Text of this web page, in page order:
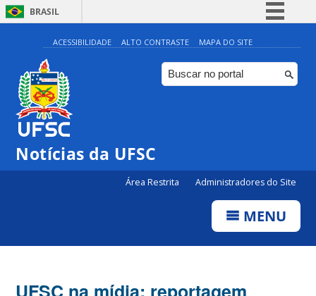
BRASIL
Simplifique!
Comunica BR
Participe
ACESSIBILIDADE ALTO CONTRASTE MAPA DO SITE
Notícias da UFSC
Área Restrita Administradores do Site
MENU
UFSC na mídia: reportagem